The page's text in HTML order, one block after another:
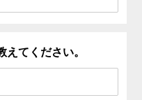
えてください。